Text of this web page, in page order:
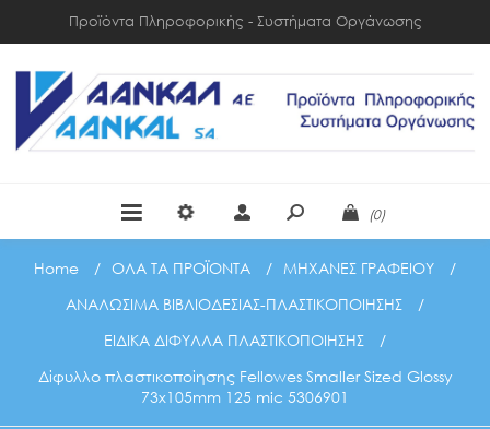
Προϊόντα Πληροφορικής - Συστήματα Οργάνωσης
(0)
Home / ΟΛΑ ΤΑ ΠΡΟΪΟΝΤΑ / ΜΗΧΑΝΕΣ ΓΡΑΦΕΙΟΥ
/
ΑΝΑΛΩΣΙΜΑ ΒΙΒΛΙΟΔΕΣΙΑΣ-ΠΛΑΣΤΙΚΟΠΟΙΗΣΗΣ
/
ΕΙΔΙΚΑ ΔΙΦΥΛΛΑ ΠΛΑΣΤΙΚΟΠΟΙΗΣΗΣ
/
Δίφυλλο πλαστικοποίησης Fellowes Smaller Sized Glossy
73x105mm 125 mic 5306901